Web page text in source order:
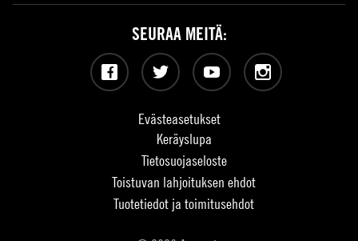
Evästeasetukset
Keräyslupa
Tietosuojaseloste
Toistuvan lahjoituksen ehdot
Tuotetiedot ja toimitusehdot
SEURAA MEITÄ:
Facebook Twitter YouTubeInstagram